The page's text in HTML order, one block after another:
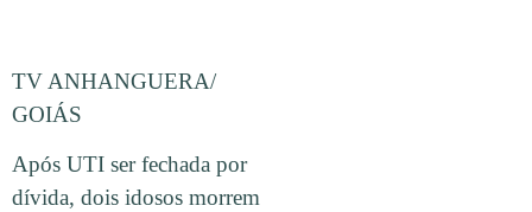
TV ANHANGUERA/
GOIÁS
Após UTI ser fechada por
dívida, dois idosos morrem